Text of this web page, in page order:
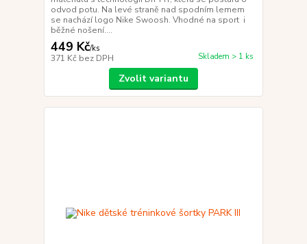
odvod potu. Na levé straně nad spodním lemem
se nachází logo Nike Swoosh. Vhodné na sport i
běžné nošení....
449 Kč/ks
371 Kč bez DPH Skladem > 1 ks
Zvolit variantu